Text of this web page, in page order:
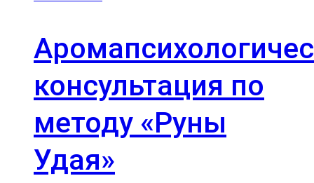
консультация по
методу «Руны
Удая»